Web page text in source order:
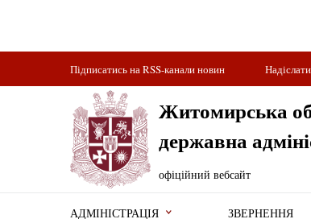
Підписатись на RSS-канали новин
Житомирська
державна
офіційний вебсайт
АДМІНІСТРАЦІЯ ЗВЕРНЕННЯ